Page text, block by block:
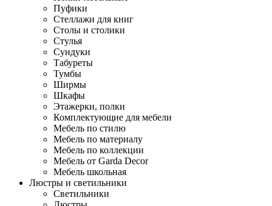
Пуфики
Стеллажи для книг
Столы и столики
Стулья
Сундуки
Табуреты
Тумбы
Ширмы
Шкафы
Этажерки, полки
Комплектующие для мебели
Мебель по стилю
Мебель по материалу
Мебель по коллекции
Мебель от Garda Decor
Мебель школьная
Люстры и светильники
Светильники